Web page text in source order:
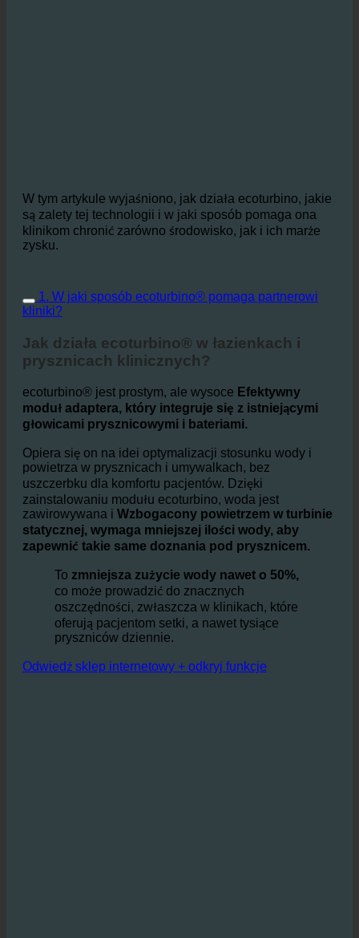
W tym artykule wyjaśniono, jak działa ecoturbino, jakie
są zalety tej technologii i w jaki sposób pomaga ona
1. W jaki sposób ecoturbino® pomaga partnerowi
kliniki?
prysznicach klinicznych?
ecoturbino® jest prostym, ale wysoceEfektywny
moduł adaptera, który integruje się z istniejącymi
głowicami prysznicowymi i bateriami.
Opiera się on na idei optymalizacji stosunku wody i
powietrza w prysznicach i umywalkach, bez
uszczerbku dla komfortu pacjentów. Dzięki
zainstalowaniu modułu ecoturbino, woda jest
zawirowywana iWzbogacony powietrzem w turbinie
statycznej, wymaga mniejszej ilości wody, aby
zapewnić takie same doznania pod prysznicem.
Tozmniejsza zużycie wody nawet o 50%,
co może prowadzić do znacznych
oszczędności, zwłaszcza w klinikach, które
oferują pacjentom setki, a nawet tysiące
pryszniców dziennie.